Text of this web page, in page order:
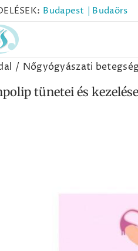
Budapest | Budaörs
Nőgyógyászati
tünetei és kezelése